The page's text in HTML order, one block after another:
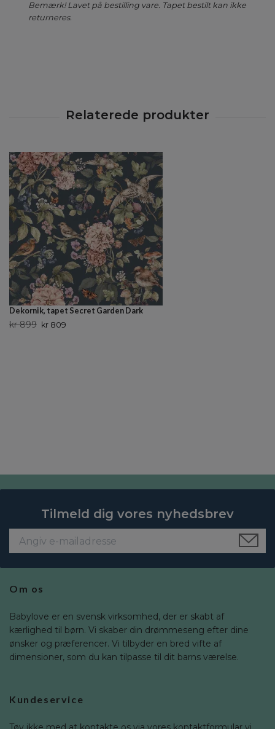
Bemærk! Lavet på bestilling vare. Tapet bestilt kan ikke
returneres.
Dekornik, tapet Secret Garden Dark
kr 899 kr 809
Tilmeld dig vores nyhedsbrev
Om os
Babylove er en svensk virksomhed, der er skabt af
kærlighed til børn. Vi skaber din drømmeseng efter dine
ønsker og præferencer. Vi tilbyder en bred vifte af
dimensioner, som du kan tilpasse til dit barns værelse.
Kundeservice